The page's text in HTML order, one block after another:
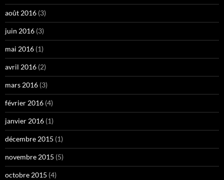
août 2016 (3)
juin 2016 (3)
mai 2016 (1)
avril 2016 (2)
mars 2016 (3)
février 2016 (4)
janvier 2016 (1)
décembre 2015 (1)
novembre 2015 (5)
octobre 2015 (4)